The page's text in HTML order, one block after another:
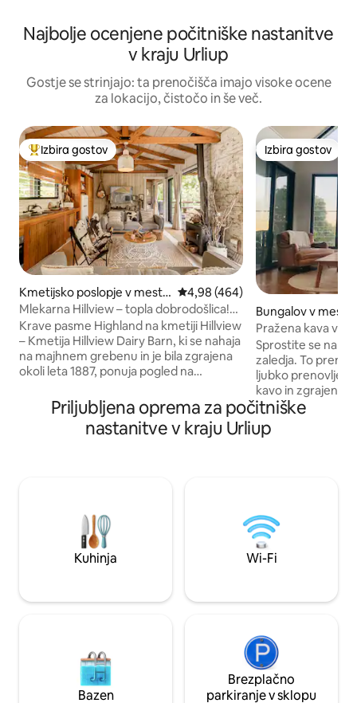
Najbolje ocenjene počitniške nastanitve
v kraju Urliup
Gostje se strinjajo: ta prenočišča imajo visoke ocene
za lokacijo, čistočo in še več.
Najbolj priljubljena prenočišča z značko »Izbira gostov«
Izbira gostov
Kmetijsko poslopje v mestu
Currumbin Valley
Povprečna ocena: 4,98 od 5, št.
4,98 (464)
Mlekarna Hillview – topla dobrodošlica!
Krave na kmetiji Highland
Krave pasme Highland na kmetiji Hillview
– Kmetija Hillview Dairy Barn, ki se nahaja
na majhnem grebenu in je bila zgrajena
okoli leta 1887, ponuja pogled na
potok Currumbin Creek in kmetijsko
pokrajino doline. 🐮 Dnevna krava in 🐴
Hranjenje konjev ob 16.00. 🐓 Kokoši 🐶
spektakularnem zaledju Gold Coast.
Obdano s hektarji kmetijskih zemljišč.
Izbira gostov
Izbira gostov
Bungalov v mestu
Pražena kava v
Sprostite se na tej
zaledja. To
ljubko
kavo in zgrajeno
vzdušjem.
in gore z velike
plantaže kave.
udeležiti poročne
lokalnih
plažah.
Priljubljena oprema za počitniške
nastanitve v kraju Urliup
Kuhinja Wi-Fi
Bazen
Brezplačno
parkiranje v sklopu